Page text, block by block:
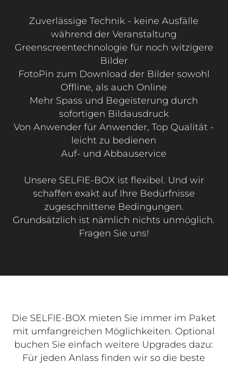
Zuverlässige Technik - keine Ausfälle
während der Veranstaltung
Greenscreentechnologie für noch witzigere
Bilder
FotoPin zum Download der Bilder sowohl
Offline, als auch Online
Mehr Spass und Begeisterung durch
sofortigen Bildausdruck
Von Anwender für Anwender, Top Qualität -
leicht zu bedienen
Auf- und Abbauservice
Unsere SELFIE-BOX ist flexibel. Und wir
schaffen exakt auf Ihre Bedürfnisse
zugeschnittene Bedingungen.
Grundsätzlich ist nämlich nichts unmöglich.
Fragen Sie uns!
Die SELFIE-BOX mieten Sie immer im Paket
mit umfangreichen Möglichkeiten. Optional
buchen Sie einfach weitere Upgrades dazu:
Für jeden Anlass finden wir so die beste